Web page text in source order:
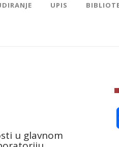
UPIS
u glavnom